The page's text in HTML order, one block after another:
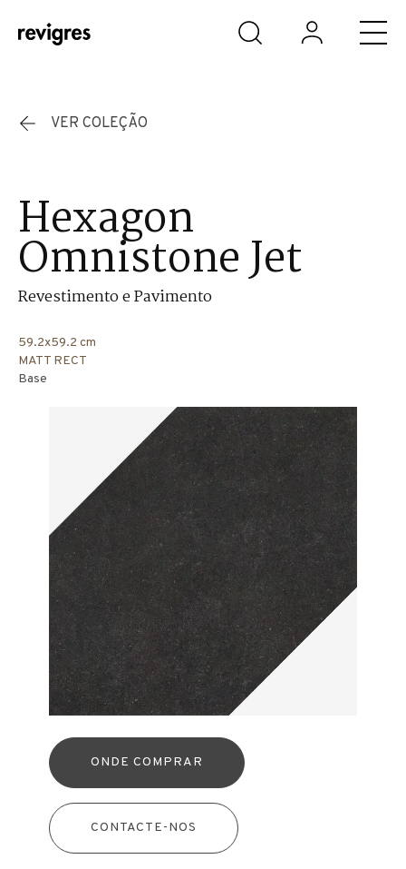
Saltar para o conteúdo principal
VER COLEÇÃO
Hexagon
Omnistone Jet
Revestimento e Pavimento
59.2x59.2 cm
MATT RECT
Base
ONDE COMPRAR
CONTACTE-NOS